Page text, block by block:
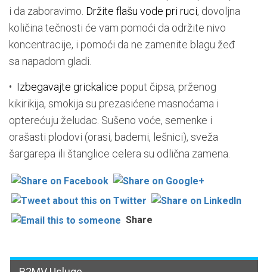
i da zaboravimo. Držite flašu vode pri ruci, dovoljna
količina tečnosti će vam pomoći da održite nivo
koncentracije, i pomoći da ne zamenite blagu žeđ
sa napadom gladi.
• Izbegavajte grickalice poput čipsa, prženog
kikirikija, smokija su prezasićene masnoćama i
opterećuju želudac. Sušeno voće, semenke i
orašasti plodovi (orasi, bademi, lešnici), sveža
šargarepa ili štanglice celera su odlična zamena.
Share